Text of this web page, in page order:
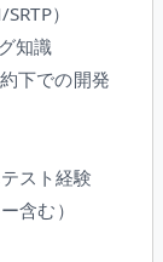
）
知識
下での開発
スト経験
含む）